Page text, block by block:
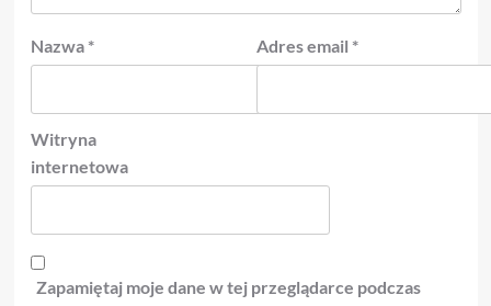
Nazwa * Adres email *
Witryna
internetowa
Zapamiętaj moje dane w tej przeglądarce podczas